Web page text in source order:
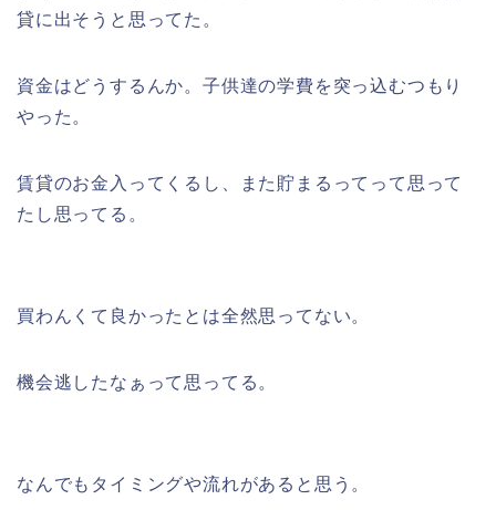
貸に出そうと思ってた。
資金はどうするんか。子供達の学費を突っ込むつもり
やった。
賃貸のお金入ってくるし、また貯まるってって思って
たし思ってる。
買わんくて良かったとは全然思ってない。
機会逃したなぁって思ってる。
なんでもタイミングや流れがあると思う。